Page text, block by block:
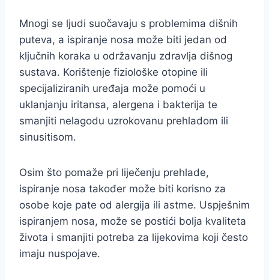
Mnogi se ljudi suočavaju s problemima dišnih
puteva, a ispiranje nosa može biti jedan od
ključnih koraka u održavanju zdravlja dišnog
sustava. Korištenje fiziološke otopine ili
specijaliziranih uređaja može pomoći u
uklanjanju iritansa, alergena i bakterija te
smanjiti nelagodu uzrokovanu prehladom ili
sinusitisom.
Osim što pomaže pri liječenju prehlade,
ispiranje nosa također može biti korisno za
osobe koje pate od alergija ili astme. Uspješnim
ispiranjem nosa, može se postići bolja kvaliteta
života i smanjiti potreba za lijekovima koji često
imaju nuspojave.